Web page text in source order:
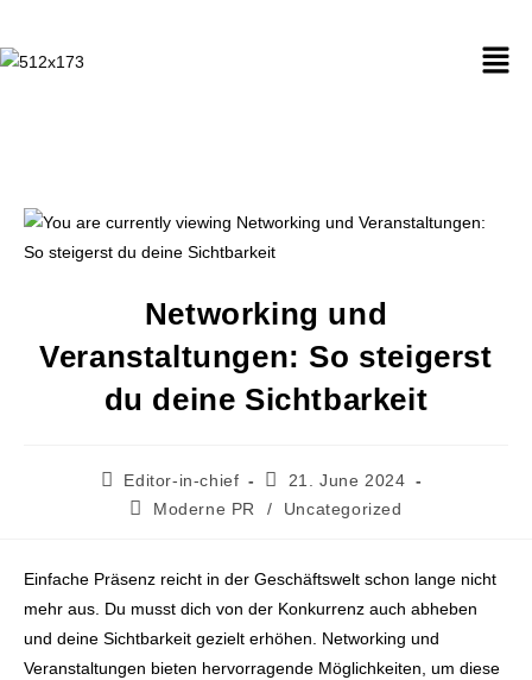
Networking und
Veranstaltungen: So steigerst
du deine Sichtbarkeit
Editor-in-chief
21. June 2024
Moderne PR
/ Uncategorized
Einfache Präsenz reicht in der Geschäftswelt schon lange nicht
mehr aus. Du musst dich von der Konkurrenz auch abheben
und deine Sichtbarkeit gezielt erhöhen. Networking und
Veranstaltungen bieten hervorragende Möglichkeiten, um diese